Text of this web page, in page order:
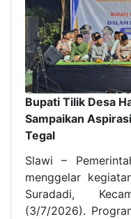
Bupati Tilik Desa
Sampaikan
Tegal
Slawi –
menggelar
Suradadi,
(3/7/2026).